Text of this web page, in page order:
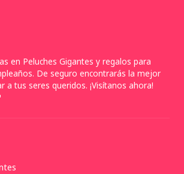
en Peluches Gigantes y regalos para
De seguro encontrarás la mejor
a tus seres queridos. ¡Visítanos ahora!